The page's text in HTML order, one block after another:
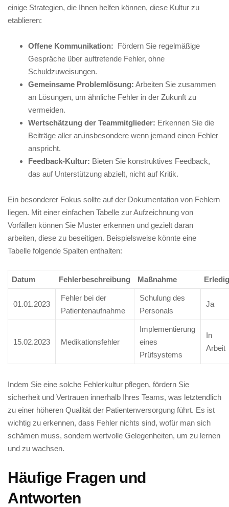
einige Strategien, die Ihnen helfen können, diese‌ Kultur‍ zu
etablieren:
Offene Kommunikation: ⁤ Fördern Sie regelmäßige
Gespräche über ​auftretende ‍Fehler, ohne
Schuldzuweisungen.
Gemeinsame Problemlösung: Arbeiten Sie zusammen
an Lösungen, um ähnliche Fehler in der Zukunft zu
vermeiden.
Wertschätzung der‍ Teammitglieder: Erkennen Sie die
Beiträge ‍aller an,insbesondere ⁤wenn jemand​ einen Fehler
anspricht.
Feedback-Kultur: Bieten Sie konstruktives Feedback,
das auf ‍Unterstützung abzielt,‍ nicht auf Kritik.
Ein besonderer Fokus sollte auf der Dokumentation von Fehlern
liegen. Mit einer einfachen Tabelle zur Aufzeichnung von⁣
Vorfällen ⁢können⁤ Sie ⁤Muster ⁢erkennen und gezielt daran
‍arbeiten, diese zu beseitigen.​ Beispielsweise⁢ könnte eine
Tabelle folgende Spalten enthalten:
Datum Fehlerbeschreibung Maßnahme
01.01.2023
Fehler bei der
Patientenaufnahme
Schulung des
Personals
Ja
15.02.2023 Medikationsfehler
Implementierung
eines
‌Prüfsystems
In
Arbeit
Indem Sie eine solche Fehlerkultur ‍pflegen, fördern Sie
sicherheit und Vertrauen innerhalb‍ Ihres Teams, was letztendlich
zu einer höheren Qualität⁢ der Patientenversorgung führt. Es ist⁢
wichtig zu erkennen,‍ dass⁤ Fehler ‍nichts sind, wofür man sich‌
schämen⁣ muss,⁤ sondern wertvolle Gelegenheiten, um ⁢zu lernen
und zu wachsen.
Häufige⁤ Fragen und
‍Antworten